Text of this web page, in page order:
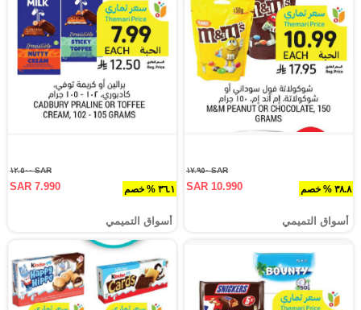
٣٨.٨ % خصم
SAR ١٧.٩٥٠
SAR 10.990
أسواق التميمي
٣٦.١ % خصم
SAR ١٢.٥٠٠
SAR 7.990
أسواق التميمي